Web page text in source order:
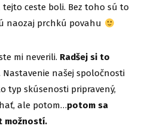
ceste boli. Bez toho sú to
naozaj prchkú povahu
mi neverili. Radšej si to
Nastavenie našej spoločnosti
typ skúsenosti pripravený,
ale potom…potom sa
možností.